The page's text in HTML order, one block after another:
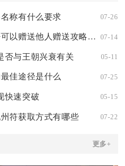
称有什么要求 07-26
影之刃3洗罪符是否可以赠送他人赠送攻略揭秘 07-14
否与王朝兴衰有关 05-11
佳途径是什么 07-25
快速突破 05-15
符获取方式有哪些 07-22
更多+